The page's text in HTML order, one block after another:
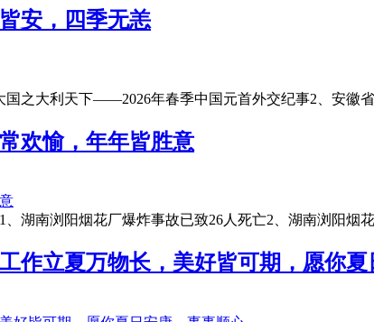
安，四季无恙
国之大利天下——2026年春季中国元首外交纪事2、安徽
欢愉，年年皆胜意
湖南浏阳烟花厂爆炸事故已致26人死亡2、湖南浏阳
作立夏万物长，美好皆可期，愿你